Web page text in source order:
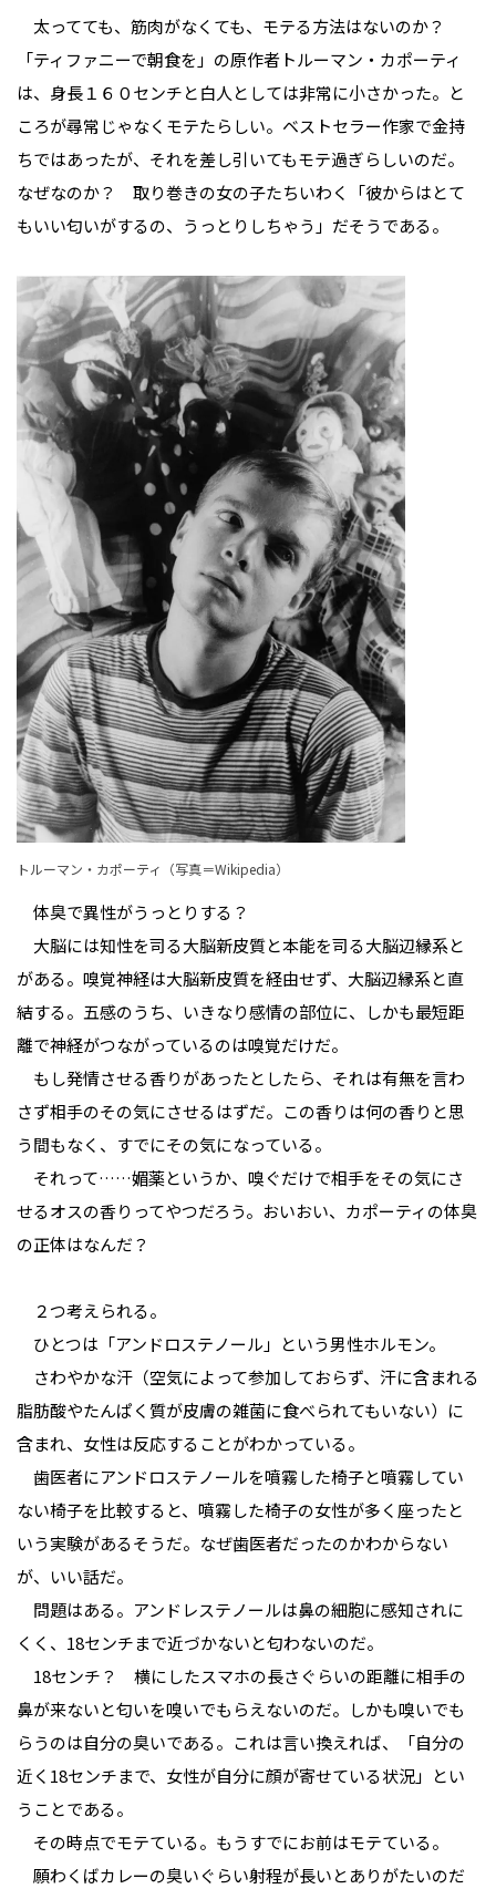
太ってても、筋肉がなくても、モテる方法はないのか？
「ティファニーで朝食を」の原作者トルーマン・カポーティ
は、身長１６０センチと白人としては非常に小さかった。と
ころが尋常じゃなくモテたらしい。ベストセラー作家で金持
ちではあったが、それを差し引いてもモテ過ぎらしいのだ。
なぜなのか？ 取り巻きの女の子たちいわく「彼からはとて
もいい匂いがするの、うっとりしちゃう」だそうである。
トルーマン・カポーティ （写真＝Wikipedia）
体臭で異性がうっとりする？
大脳には知性を司る大脳新皮質と本能を司る大脳辺縁系と
がある。嗅覚神経は大脳新皮質を経由せず、大脳辺縁系と直
結する。五感のうち、いきなり感情の部位に、しかも最短距
離で神経がつながっているのは嗅覚だけだ。
もし発情させる香りがあったとしたら、それは有無を言わ
さず相手のその気にさせるはずだ。この香りは何の香りと思
う間もなく、すでにその気になっている。
それって……媚薬というか、嗅ぐだけで相手をその気にさ
せるオスの香りってやつだろう。おいおい、カポーティの体臭
の正体はなんだ？
２つ考えられる。
ひとつは「アンドロステノール」という男性ホルモン。
さわやかな汗（空気によって参加しておらず、汗に含まれる
脂肪酸やたんぱく質が皮膚の雑菌に食べられてもいない）に
含まれ、女性は反応することがわかっている。
歯医者にアンドロステノールを噴霧した椅子と噴霧してい
ない椅子を比較すると、噴霧した椅子の女性が多く座ったと
いう実験があるそうだ。なぜ歯医者だったのかわからない
が、いい話だ。
問題はある。アンドレステノールは鼻の細胞に感知されに
くく、18センチまで近づかないと匂わないのだ。
18センチ？ 横にしたスマホの長さぐらいの距離に相手の
鼻が来ないと匂いを嗅いでもらえないのだ。しかも嗅いでも
らうのは自分の臭いである。これは言い換えれば、「自分の
近く18センチまで、女性が自分に顔が寄せている状況」とい
うことである。
その時点でモテている。もうすでにお前はモテている。
願わくばカレーの臭いぐらい射程が長いとありがたいのだ